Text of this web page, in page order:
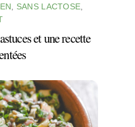
SANS LACTOSE
et une recette